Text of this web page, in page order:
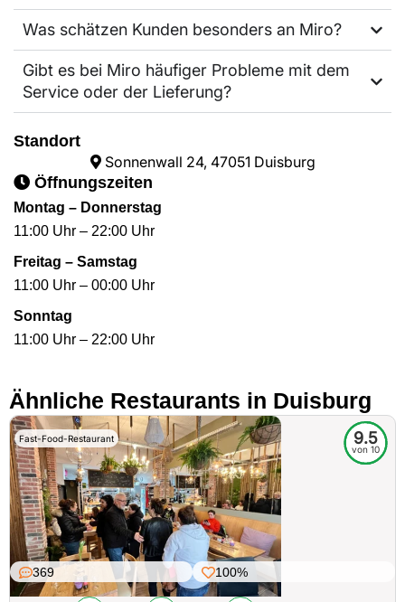
Was schätzen Kunden besonders an Miro?
Gibt es bei Miro häufiger Probleme mit dem
Service oder der Lieferung?
Standort
Sonnenwall 24, 47051 Duisburg
Öffnungszeiten
Montag – Donnerstag
11:00 Uhr – 22:00 Uhr
Freitag – Samstag
11:00 Uhr – 00:00 Uhr
Sonntag
11:00 Uhr – 22:00 Uhr
Ähnliche Restaurants in Duisburg
Fast-Food-Restaurant 9.5
von 10
369 100%